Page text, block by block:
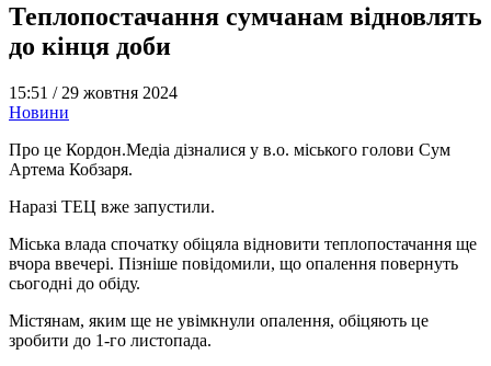
Теплопостачання сумчанам відновлять
до кінця доби
15:51 / 29 жовтня 2024
Новини
Про це Кордон.Медіа дізналися у в.о. міського голови Сум
Артема Кобзаря.
Наразі ТЕЦ вже запустили.
Міська влада спочатку обіцяла відновити теплопостачання ще
вчора ввечері. Пізніше повідомили, що опалення повернуть
сьогодні до обіду.
Містянам, яким ще не увімкнули опалення, обіцяють це
зробити до 1-го листопада.